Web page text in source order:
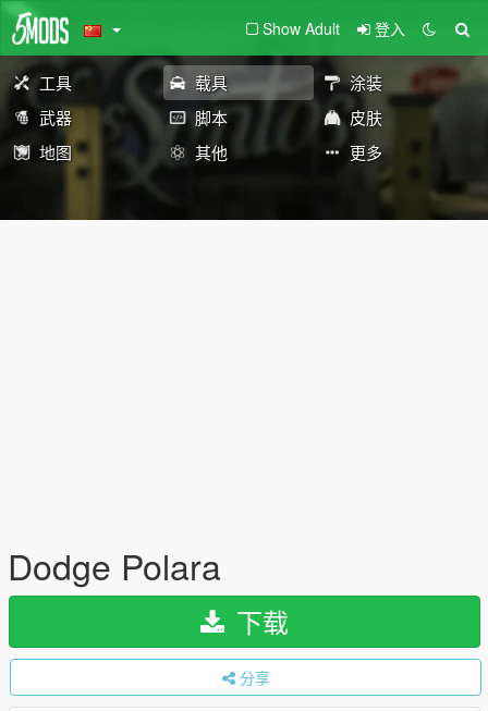
Show Adult 登入
工具 载具
涂装
武器
脚本
皮肤
地图
其他 更多
Dodge Polara
下载
分享